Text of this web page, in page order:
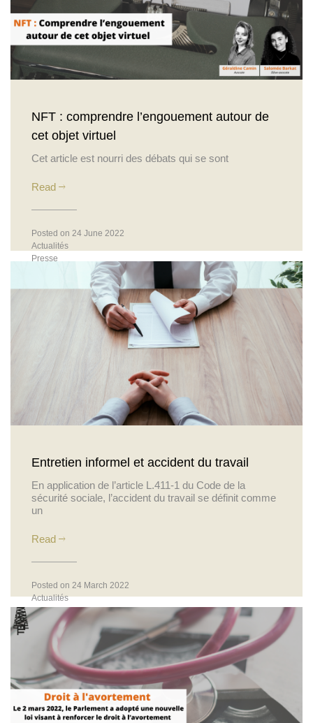
NFT : comprendre l’engouement autour de
cet objet virtuel
Cet article est nourri des débats qui se sont
Read
Posted on 24 June 2022
Actualités
Presse
Entretien informel et accident du travail
En application de l’article L.411-1 du Code de la
sécurité sociale, l’accident du travail se définit comme
un
Read
Posted on 24 March 2022
Actualités